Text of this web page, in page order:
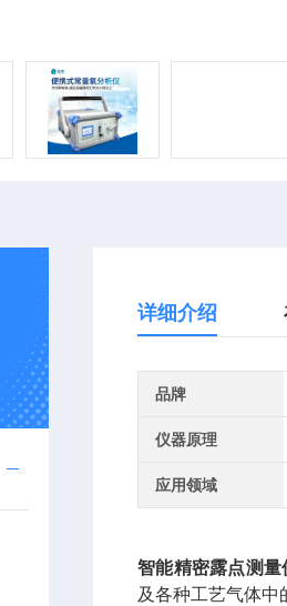
详细介绍
品牌
仪器原理
应用领域
智能精密露点测量
及各种工艺气体中